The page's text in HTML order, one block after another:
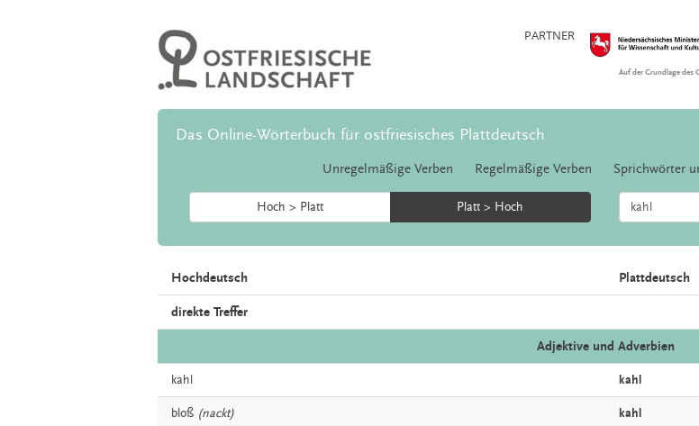
PARTNER
Auf der Grundlage des
Das Online-Wörterbuch für ostfriesisches Plattdeutsch
Unregelmäßige Verben Regelmäßige Verben Sprichwörter
Hoch > Platt Platt > Hoch
Hochdeutsch Plattdeutsch
direkte Treffer
Adjektive und Adverbien
kahl kahl
bloß (nackt) kahl